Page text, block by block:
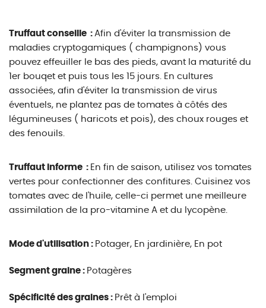
Truffaut conseille : Afin d'éviter la transmission de
maladies cryptogamiques ( champignons) vous
pouvez effeuiller le bas des pieds, avant la maturité du
1er bouqet et puis tous les 15 jours. En cultures
associées, afin d'éviter la transmission de virus
éventuels, ne plantez pas de tomates à côtés des
légumineuses ( haricots et pois), des choux rouges et
des fenouils.
Truffaut informe : En fin de saison, utilisez vos tomates
vertes pour confectionner des confitures. Cuisinez vos
tomates avec de l'huile, celle-ci permet une meilleure
assimilation de la pro-vitamine A et du lycopène.
Mode d'utilisation : Potager, En jardinière, En pot
Segment graine : Potagères
Spécificité des graines : Prêt à l'emploi